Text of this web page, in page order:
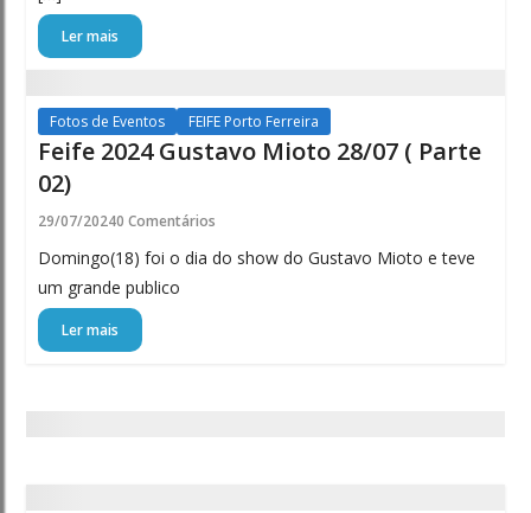
Ler mais
Fotos de Eventos FEIFE Porto Ferreira
Feife 2024 Gustavo Mioto 28/07 ( Parte
02)
29/07/20240 Comentários
Domingo(18) foi o dia do show do Gustavo Mioto e teve
um grande publico
Ler mais